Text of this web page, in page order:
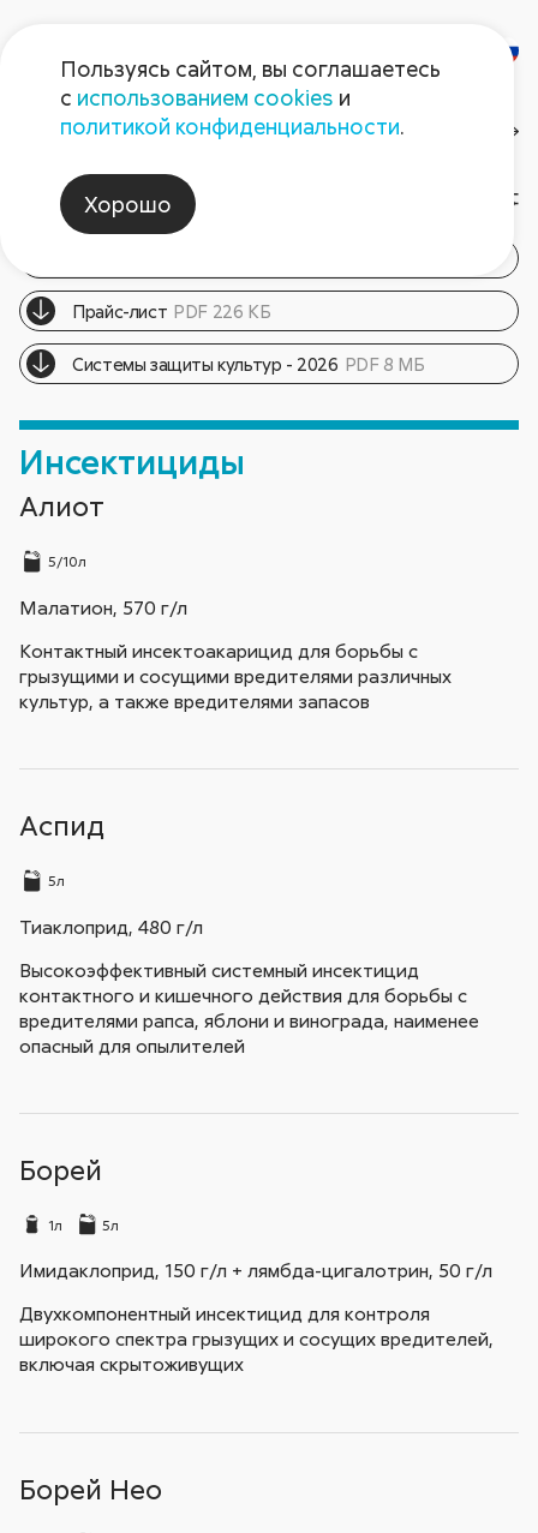
Продукция
Прайс-лист PDF 226 КБ
Cистемы защиты культур - 2026 PDF 8 МБ
Инсектициды
Алиот
5/10л
Малатион, 570 г/л
Контактный инсектоакарицид для борьбы с
грызущими и сосущими вредителями различных
культур, а также вредителями запасов
Аспид
5л
Тиаклоприд, 480 г/л
Высокоэффективный системный инсектицид
контактного и кишечного действия для борьбы с
вредителями рапса, яблони и винограда, наименее
опасный для опылителей
Борей
1л 5л
Имидаклоприд, 150 г/л + лямбда-цигалотрин, 50 г/л
Двухкомпонентный инсектицид для контроля
широкого спектра грызущих и сосущих вредителей,
включая скрытоживущих
Борей Нео
Пользуясь сайтом, вы соглашаетесь
с использованием cookies и
политикой конфиденциальности.
Хорошо